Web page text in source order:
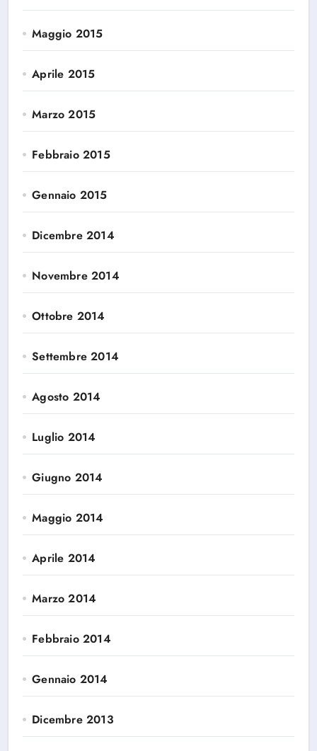
Maggio 2015
Aprile 2015
Marzo 2015
Febbraio 2015
Gennaio 2015
Dicembre 2014
Novembre 2014
Ottobre 2014
Settembre 2014
Agosto 2014
Luglio 2014
Giugno 2014
Maggio 2014
Aprile 2014
Marzo 2014
Febbraio 2014
Gennaio 2014
Dicembre 2013